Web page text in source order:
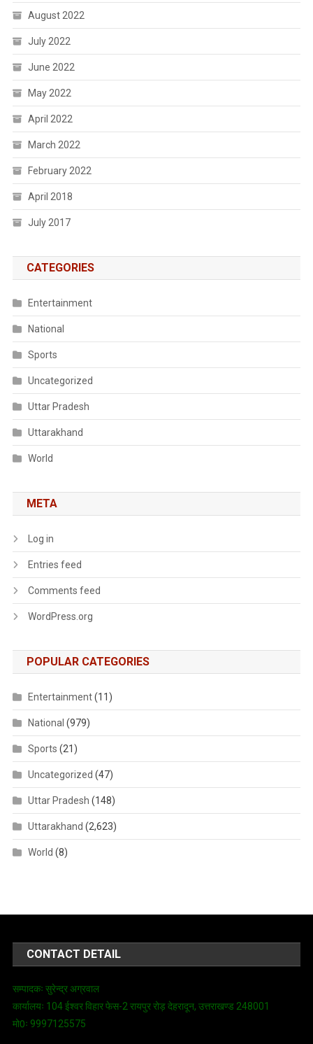
August 2022
July 2022
June 2022
May 2022
April 2022
March 2022
February 2022
April 2018
July 2017
CATEGORIES
Entertainment
National
Sports
Uncategorized
Uttar Pradesh
Uttarakhand
World
META
Log in
Entries feed
Comments feed
WordPress.org
POPULAR CATEGORIES
Entertainment(11)
National (979)
Sports (21)
Uncategorized (47)
Uttar Pradesh (148)
Uttarakhand (2,623)
World (8)
CONTACT DETAIL
सम्पादकः सुरेन्द्र अग्रवाल
कार्यालयः 104 ईश्वर विहार फेस-2 रायपुर रोड़ देहरादून, उत्तराखण्ड 248001
मो0ः 9997125575